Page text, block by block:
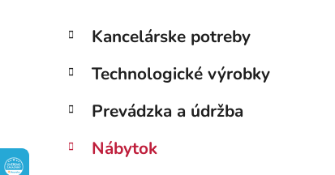
B
č
ý
a
Preskočiť
kategórie
K
a
e
ó
i
Kancelárske potreby
Technologické výrobky
Prevádzka a údržba
Nábytok